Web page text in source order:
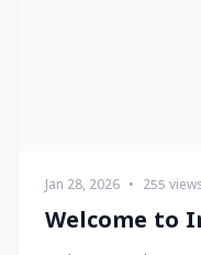
Jan 28, 2026 • 255
Welcome to